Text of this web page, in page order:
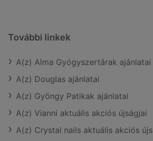
További linkek
A(z) Alma Gyógyszertárak ajánlatai
A(z) Douglas ajánlatai
A(z) Gyöngy Patikak ajánlatai
A(z) Vianni aktuális akciós újságjai
A(z) Crystal nails aktuális akciós